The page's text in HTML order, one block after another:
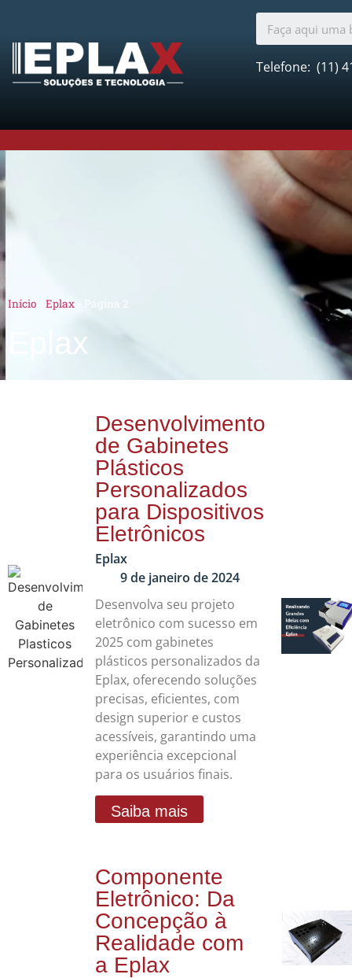
Telefone: (11)
Início Eplax Página 2
Eplax
Desenvolvimento
de Gabinetes
Plásticos
Personalizados
para Dispositivos
Eletrônicos
Eplax
9 de janeiro de 2024
Desenvolva seu projeto
eletrônico com sucesso em
2025 com gabinetes
plásticos personalizados da
Eplax, oferecendo soluções
precisas, eficientes, com
design superior e custos
acessíveis, garantindo uma
experiência excepcional
para os usuários finais.
Saiba mais
Componente
Eletrônico: Da
Concepção à
Realidade com
a Eplax